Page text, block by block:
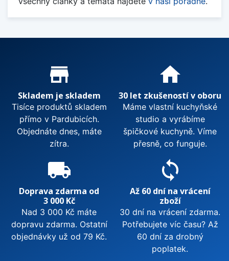
Proč nakupovat u nás?
store_mall_directory
Skladem je skladem
Tisíce produktů skladem
přímo v Pardubicích.
Objednáte dnes, máte
zítra.
home
30 let zkušeností v oboru
Máme vlastní kuchyňské
studio a vyrábíme
špičkové kuchyně. Víme
přesně, co funguje.
local_shipping
Doprava zdarma od
3 000 Kč
Nad 3 000 Kč máte
dopravu zdarma. Ostatní
objednávky už od 79 Kč.
sync
Až 60 dní na vrácení
zboží
30 dní na vrácení zdarma.
Potřebujete víc času? Až
60 dní za drobný
poplatek.